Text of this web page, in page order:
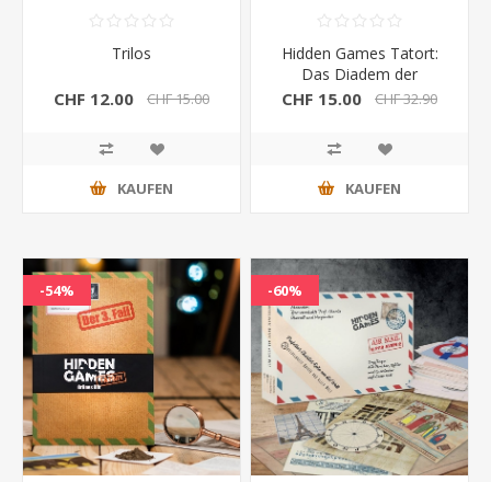
Trilos
CHF 12.00 CHF 15.00
KAUFEN
Hidden Games Tatort:
Das Diadem der
Madonna 2.Fall
CHF 15.00 CHF 32.90
KAUFEN
-54% -60%